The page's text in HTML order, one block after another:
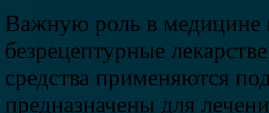
Важную роль в медицине
безрецептурные
средства применяются
предназначены для